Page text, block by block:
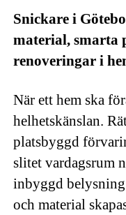
Snickare i
material, smarta
renoveringar i
När ett hem ska
helhetskänslan.
platsbyggd
slitet vardagsrum
inbyggd
och material